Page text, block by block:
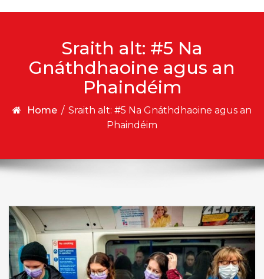
Sraith alt: #5 Na
Gnáthdhaoine agus an
Phaindéim
Home / Sraith alt: #5 Na Gnáthdhaoine agus an
Phaindéim